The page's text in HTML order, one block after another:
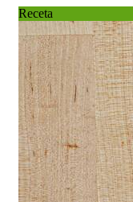
Receta